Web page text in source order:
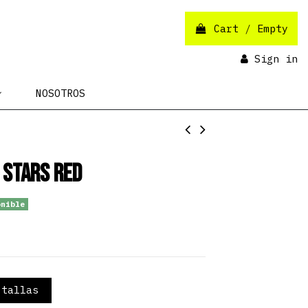
Cart / Empty
Sign in
NOSOTROS
Red
tallas